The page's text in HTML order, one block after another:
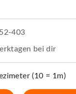
403
bei dir
(10 = 1m)